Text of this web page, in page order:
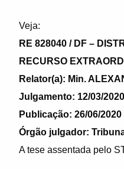
Veja:
RE 828040 / DF –
RECURSO
Relator(a): Min.
Julgamento: 12/03/2020
Publicação: 26/06/2020
Órgão julgador:
A tese assentada pelo